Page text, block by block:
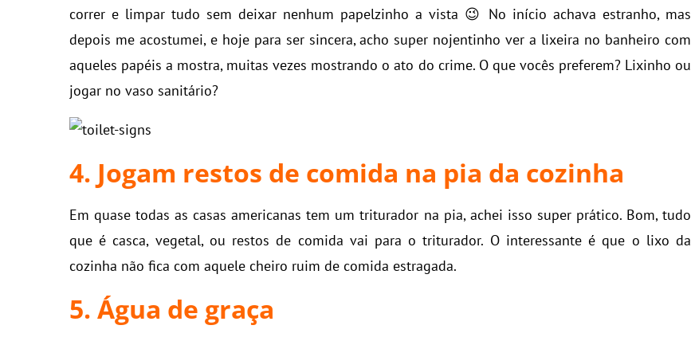
correr e limpar tudo sem deixar nenhum papelzinho a vista 😉 No início achava estranho, mas
depois me acostumei, e hoje para ser sincera, acho super nojentinho ver a lixeira no banheiro com
aqueles papéis a mostra, muitas vezes mostrando o ato do crime. O que vocês preferem? Lixinho ou
jogar no vaso sanitário?
4. Jogam restos de comida na pia da cozinha
Em quase todas as casas americanas tem um triturador na pia, achei isso super prático. Bom, tudo
que é casca, vegetal, ou restos de comida vai para o triturador. O interessante é que o lixo da
cozinha não fica com aquele cheiro ruim de comida estragada.
5. Água de graça